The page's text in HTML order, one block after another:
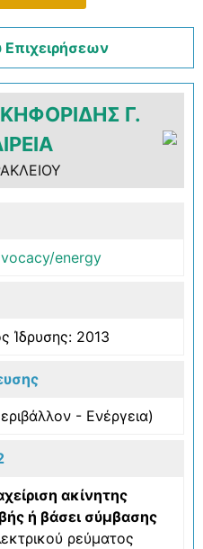
Γ.
energy
Ίδρυσης: 2013
- Ενέργεια)
ακίνητης
ή βάσει σύμβασης
ρεύματος